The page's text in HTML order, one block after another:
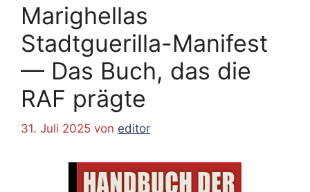
Marighellas
Stadtguerilla-Manifest
— Das Buch, das die
RAF prägte
31. Juli 2025 von editor